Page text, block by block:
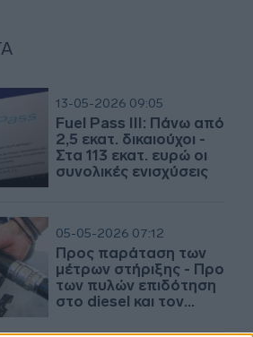
13-05-2026 09:05
Fuel Pass III: Πάνω από
2,5 εκατ. δικαιούχοι -
Στα 113 εκατ. ευρώ οι
συνολικές ενισχύσεις
05-05-2026 07:12
Προς παράταση των
μέτρων στήριξης - Προ
των πυλών επιδότηση
στο diesel και τον